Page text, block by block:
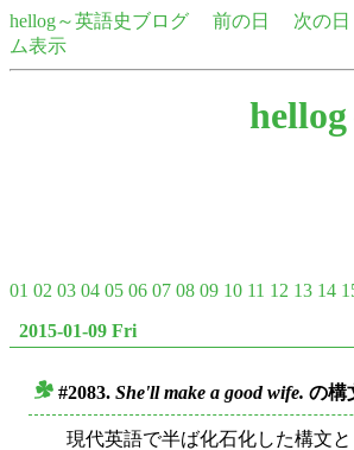
hellog～英語史ブログ 前の日 次の日
ム表示
01 02 03 04 05 06 07 08 09 10 11 12 13 14
2015-01-09 Fri
#2083. She'll make a good wife. の構
現代英語で半ば化石化した構文